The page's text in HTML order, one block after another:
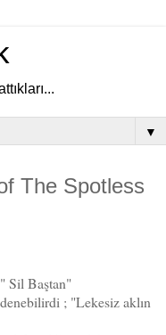
▼
The Spotless
" Sil Baştan"
; "Lekesiz aklın